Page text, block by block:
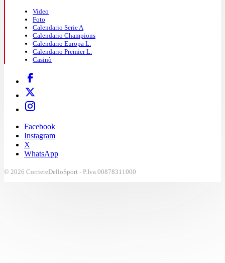
Video
Foto
Calendario Serie A
Calendario Champions
Calendario Europa L.
Calendario Premier L.
Casinò
Facebook
Instagram
X
WhatsApp
© 2026 CorriereDelloSport - P.Iva 00878311000